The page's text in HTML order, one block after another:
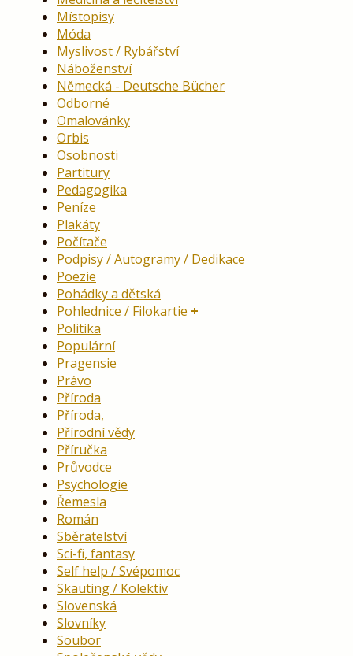
Místopisy
Móda
Myslivost / Rybářství
Náboženství
Německá - Deutsche Bücher
Odborné
Omalovánky
Orbis
Osobnosti
Partitury
Pedagogika
Peníze
Plakáty
Počítače
Podpisy / Autogramy / Dedikace
Poezie
Pohádky a dětská
Pohlednice / Filokartie
Politika
Populární
Pragensie
Právo
Příroda
Příroda,
Přírodní vědy
Příručka
Průvodce
Psychologie
Řemesla
Román
Sběratelství
Sci-fi, fantasy
Self help / Svépomoc
Skauting / Kolektiv
Slovenská
Slovníky
Soubor